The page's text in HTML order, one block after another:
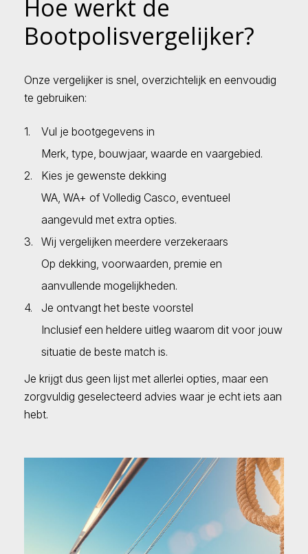
Hoe werkt de
Bootpolisvergelijker?
Onze vergelijker is snel, overzichtelijk en eenvoudig
te gebruiken:
Vul je bootgegevens in
Merk, type, bouwjaar, waarde en vaargebied.
Kies je gewenste dekking
WA, WA+ of Volledig Casco, eventueel
aangevuld met extra opties.
Wij vergelijken meerdere verzekeraars
Op dekking, voorwaarden, premie en
aanvullende mogelijkheden.
Je ontvangt het beste voorstel
Inclusief een heldere uitleg waarom dit voor jouw
situatie de beste match is.
Je krijgt dus geen lijst met allerlei opties, maar een
zorgvuldig geselecteerd advies waar je echt iets aan
hebt.